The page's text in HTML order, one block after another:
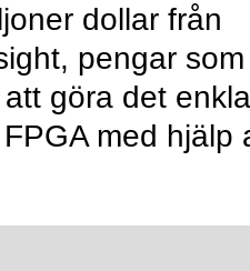
dollar från
pengar som
göra det
med hjälp